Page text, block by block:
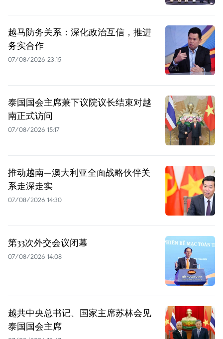
越马防务关系：深化政治互信，推进
务实合作
07/08/2026 23:15
泰国国会主席兼下议院议长结束对越
南正式访问
07/08/2026 15:17
推动越南—澳大利亚全面战略伙伴关
系走深走实
07/08/2026 14:30
第33次外交会议闭幕
07/08/2026 14:08
越共中央总书记、国家主席苏林会见
泰国国会主席